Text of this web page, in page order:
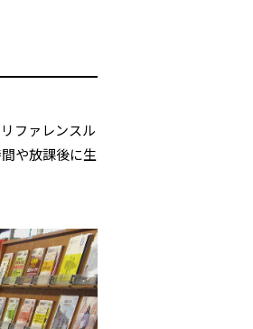
ファレンスル
や放課後に生